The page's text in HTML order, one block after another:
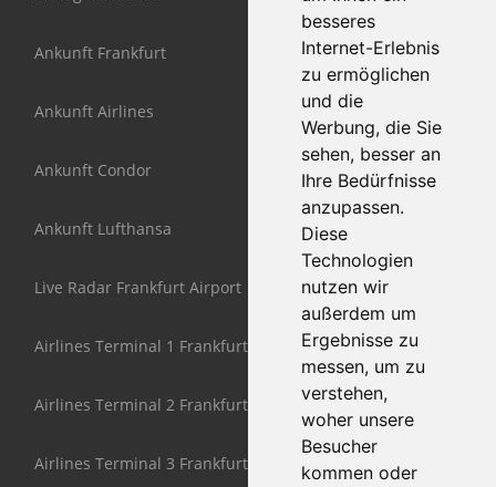
besseres
Internet-Erlebnis
zu ermöglichen
und die
Werbung, die Sie
sehen, besser an
Ihre Bedürfnisse
anzupassen.
Diese
Technologien
nutzen wir
außerdem um
Ergebnisse zu
messen, um zu
verstehen,
woher unsere
Besucher
kommen oder
Ankunft Frankfurt
Ankunft Airlines
Ankunft Condor
Ankunft Lufthansa
Live Radar Frankfurt Airport
Airlines Terminal 1 Frankfurt
Airlines Terminal 2 Frankfurt
Airlines Terminal 3 Frankfurt